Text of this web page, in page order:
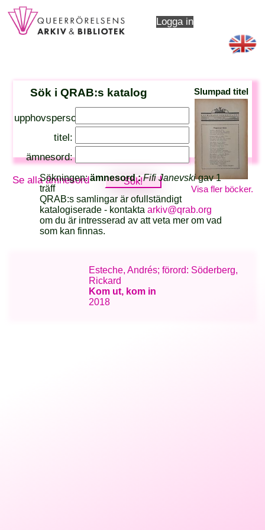
Logga in
Sök i QRAB:s katalog
upphovsperson:
titel:
ämnesord:
Se alla ämnesord
Slumpad titel
Visa fler böcker.
Sökningen:ämnesord :Fifi Janevskigav 1
träff
QRAB:s samlingar är ofullständigt
katalogiserade - kontaktaarkiv@qrab.org
om du är intresserad av att veta mer om vad
som kan finnas.
Esteche, Andrés; förord: Söderberg,
Rickard
Kom ut, kom in
2018